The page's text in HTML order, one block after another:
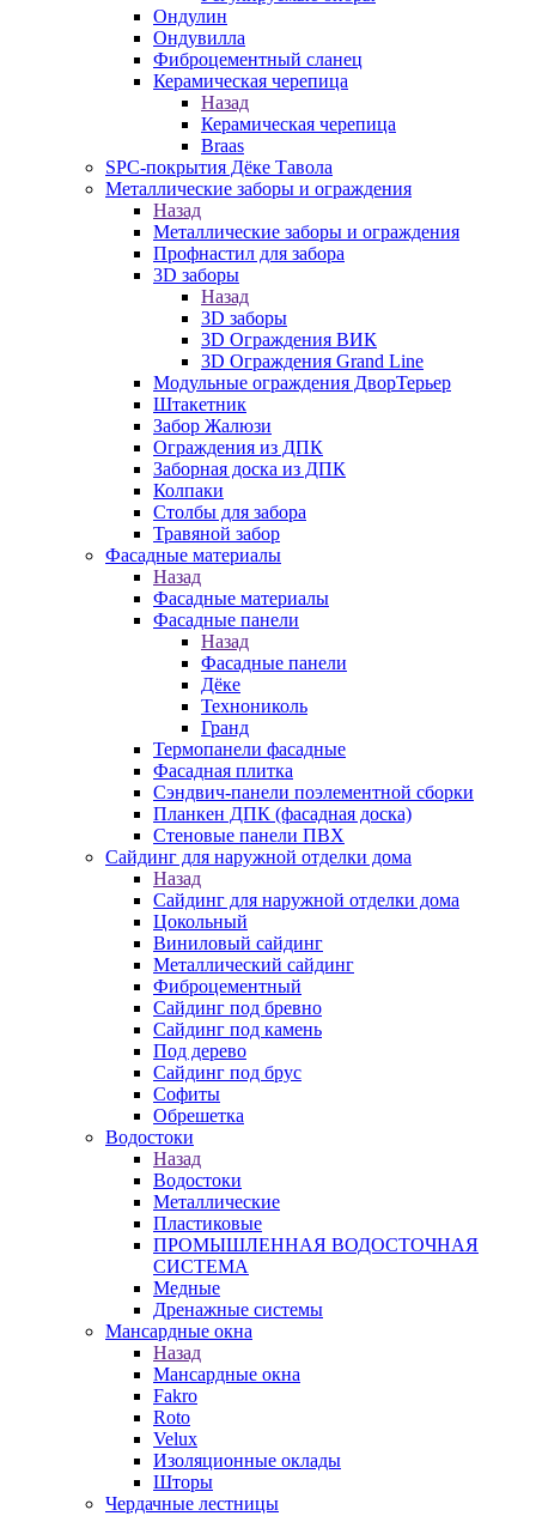
Ондулин
Ондувилла
Фиброцементный сланец
Керамическая черепица
Назад
Керамическая черепица
Braas
SPC-покрытия Дёке Тавола
Металлические заборы и ограждения
Назад
Металлические заборы и ограждения
Профнастил для забора
3D заборы
Назад
3D заборы
3D Ограждения ВИК
3D Ограждения Grand Line
Модульные ограждения ДворТерьер
Штакетник
Забор Жалюзи
Ограждения из ДПК
Заборная доска из ДПК
Колпаки
Столбы для забора
Травяной забор
Фасадные материалы
Назад
Фасадные материалы
Фасадные панели
Назад
Фасадные панели
Дёке
Технониколь
Гранд
Термопанели фасадные
Фасадная плитка
Сэндвич-панели поэлементной сборки
Планкен ДПК (фасадная доска)
Стеновые панели ПВХ
Сайдинг для наружной отделки дома
Назад
Сайдинг для наружной отделки дома
Цокольный
Виниловый сайдинг
Металлический сайдинг
Фиброцементный
Сайдинг под бревно
Сайдинг под камень
Под дерево
Сайдинг под брус
Софиты
Обрешетка
Водостоки
Назад
Водостоки
Металлические
Пластиковые
ПРОМЫШЛЕННАЯ ВОДОСТОЧНАЯ
СИСТЕМА
Медные
Дренажные системы
Мансардные окна
Назад
Мансардные окна
Fakro
Roto
Velux
Изоляционные оклады
Шторы
Чердачные лестницы